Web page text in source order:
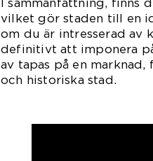
I sammanfattning, finns
vilket gör staden till en
om du är intresserad av
definitivt att imponera
av tapas på en
och historiska stad.